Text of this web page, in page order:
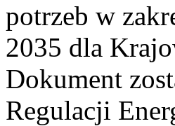
potrzeb w
2035 dla
Dokument
Regulacji